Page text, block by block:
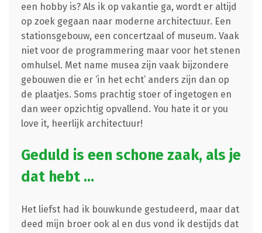
een hobby is? Als ik op vakantie ga, wordt er altijd
op zoek gegaan naar moderne architectuur. Een
stationsgebouw, een concertzaal of museum. Vaak
niet voor de programmering maar voor het stenen
omhulsel. Met name musea zijn vaak bijzondere
gebouwen die er ‘in het echt’ anders zijn dan op
de plaatjes. Soms prachtig stoer of ingetogen en
dan weer opzichtig opvallend. You hate it or you
love it, heerlijk architectuur!
Geduld is een schone zaak, als je
dat hebt …
Het liefst had ik bouwkunde gestudeerd, maar dat
deed mijn broer ook al en dus vond ik destijds dat